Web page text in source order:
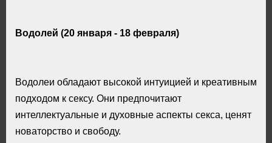
Водолей (20 января - 18 февраля)
Водолеи обладают высокой интуицией и креативным
подходом к сексу. Они предпочитают
интеллектуальные и духовные аспекты секса, ценят
новаторство и свободу.